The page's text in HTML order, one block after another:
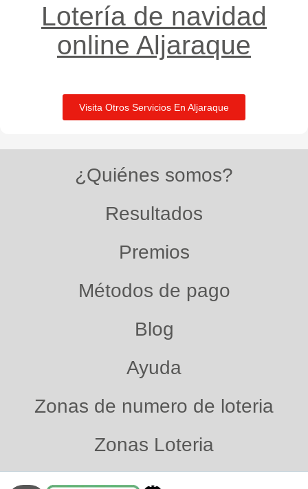
Lotería de navidad
online Aljaraque
Visita Otros Servicios En Aljaraque
¿Quiénes somos?
Resultados
Premios
Métodos de pago
Blog
Ayuda
Zonas de numero de loteria
Zonas Loteria